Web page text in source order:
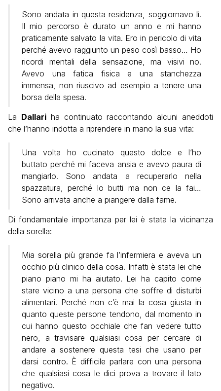
Sono andata in questa residenza, soggiornavo lì.
Il mio percorso è durato un anno e mi hanno
praticamente salvato la vita. Ero in pericolo di vita
perché avevo raggiunto un peso così basso… Ho
ricordi mentali della sensazione, ma visivi no.
Avevo una fatica fisica e una stanchezza
immensa, non riuscivo ad esempio a tenere una
borsa della spesa.
La Dallariha continuato raccontando alcuni aneddoti
che l’hanno indotta a riprendere in mano la sua vita:
Una volta ho cucinato questo dolce e l’ho
buttato perché mi faceva ansia e avevo paura di
mangiarlo. Sono andata a recuperarlo nella
spazzatura, perché lo butti ma non ce la fai…
Sono arrivata anche a piangere dalla fame.
Di fondamentale importanza per lei è stata la vicinanza
della sorella:
Mia sorella più grande fa l’infermiera e aveva un
occhio più clinico della cosa. Infatti è stata lei che
piano piano mi ha aiutato. Lei ha capito come
stare vicino a una persona che soffre di disturbi
alimentari. Perché non c’è mai la cosa giusta in
quanto queste persone tendono, dal momento in
cui hanno questo occhiale che fan vedere tutto
nero, a travisare qualsiasi cosa per cercare di
andare a sostenere questa tesi che usano per
darsi contro. È difficile parlare con una persona
che qualsiasi cosa le dici prova a trovare il lato
negativo.